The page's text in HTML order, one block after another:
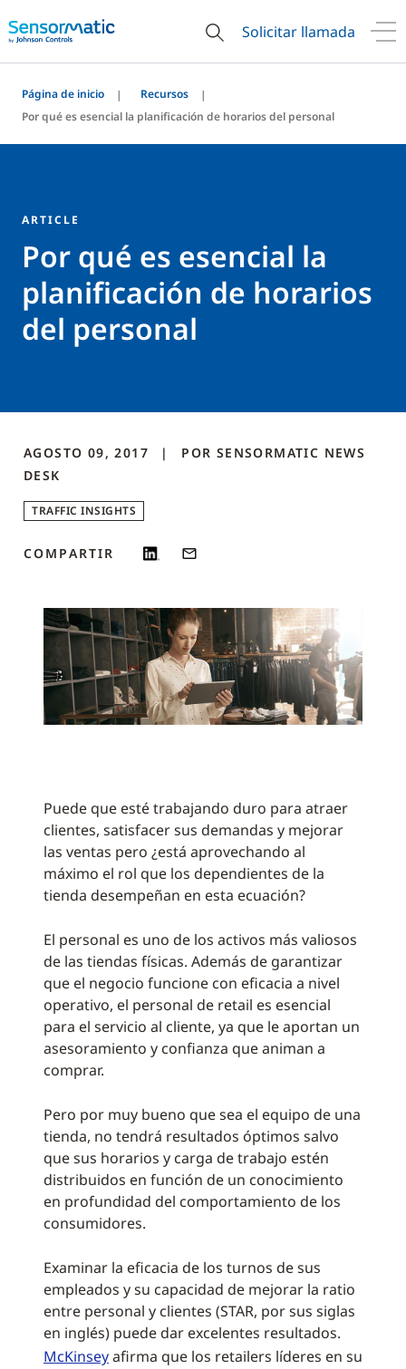
Solicitar llamada
Página de inicio
Recursos
Por qué es esencial la planificación de horarios del personal
ARTICLE
Por qué es esencial la
planificación de horarios
del personal
AGOSTO 09, 2017 POR SENSORMATIC NEWS
DESK
TRAFFIC INSIGHTS
COMPARTIR
Puede que esté trabajando duro para atraer
clientes, satisfacer sus demandas y mejorar
las ventas pero ¿está aprovechando al
máximo el rol que los dependientes de la
tienda desempeñan en esta ecuación?
El personal es uno de los activos más valiosos
de las tiendas físicas. Además de garantizar
que el negocio funcione con eficacia a nivel
operativo, el personal de retail es esencial
para el servicio al cliente, ya que le aportan un
asesoramiento y confianza que animan a
comprar.
Pero por muy bueno que sea el equipo de una
tienda, no tendrá resultados óptimos salvo
que sus horarios y carga de trabajo estén
distribuidos en función de un conocimiento
en profundidad del comportamiento de los
consumidores.
Examinar la eficacia de los turnos de sus
empleados y su capacidad de mejorar la ratio
entre personal y clientes (STAR, por sus siglas
en inglés) puede dar excelentes resultados.
McKinseyafirma que los retailers líderes en su